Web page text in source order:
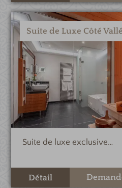
Suite de Luxe Côté
Suite de luxe exclusive
Détail